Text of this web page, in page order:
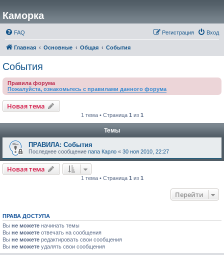
Каморка
FAQ Вход
Регистрация
Главная Основные Общая События
События
Правила форума
Пожалуйста, ознакомьтесь с правилами данного форума
Новая тема
1 тема • Страница 1 из 1
Темы
ПРАВИЛА: События
Последнее сообщение папа Карло « 30 ноя 2010, 22:27
Новая тема
1 тема • Страница 1 из 1
Перейти
ПРАВА ДОСТУПА
Вы не можете начинать темы
Вы не можете отвечать на сообщения
Вы не можете редактировать свои сообщения
Вы не можете удалять свои сообщения